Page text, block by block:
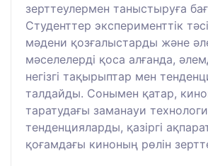
зерттеулермен таныстыруға
Студенттер эксперименттік
мәдени қозғалыстарды және
мәселелерді қоса алғанда,
негізгі тақырыптар мен
талдайды. Сонымен қатар,
таратудағы заманауи
тенденцияларды, қазіргі
қоғамдағы киноның рөлін